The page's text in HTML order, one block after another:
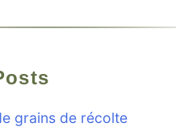
grains de récolte